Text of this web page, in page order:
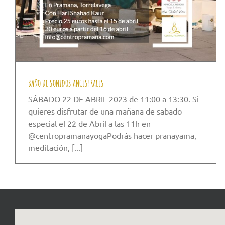
BAÑO DE SONIDOS ANCESTRALES
SÁBADO 22 DE ABRIL 2023 de 11:00 a 13:30. Si
quieres disfrutar de una mañana de sabado
especial el 22 de Abril a las 11h en
@centropramanayogaPodrás hacer pranayama,
meditación, [...]